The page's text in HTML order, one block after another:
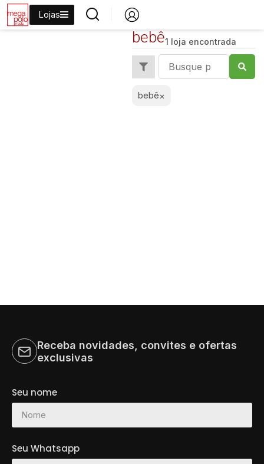
Lojas
bebê1 loja encontrada
bebê×
Receba novidades, convites e ofertas
exclusivas
Seu nome
Seu Whatsapp